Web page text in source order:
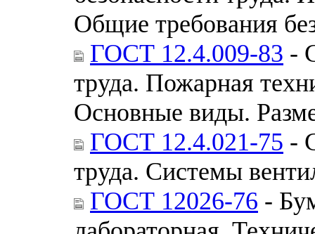
Общие требования
ГОСТ 12.4.009-83 -
труда. Пожарная
Основные виды.
ГОСТ 12.4.021-75 -
труда. Системы
ГОСТ 12026-76 -